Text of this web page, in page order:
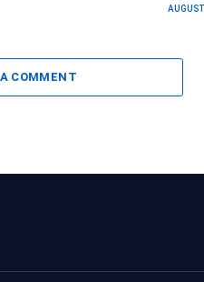
COMMENT